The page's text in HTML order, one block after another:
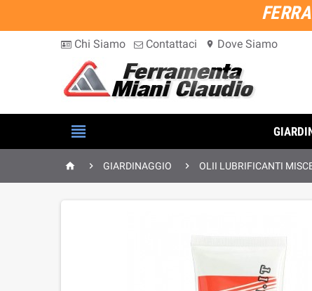
Chi Siamo Contattaci location_on Dove Siamo

  GIARDINAGGIO  OLII LUBRIFICANTI